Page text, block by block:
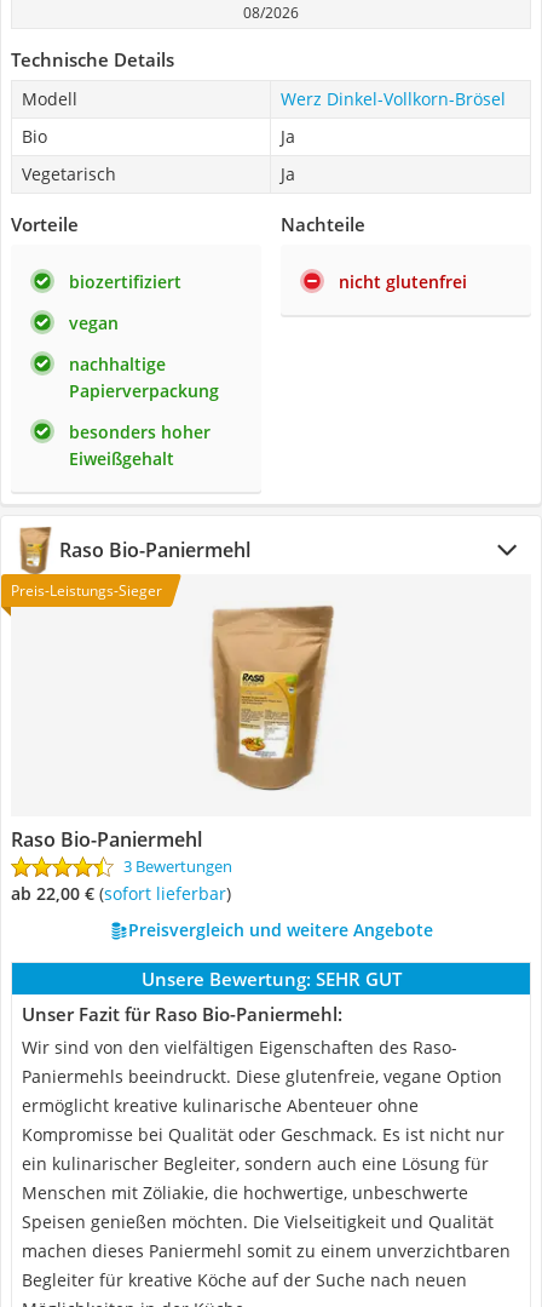
08/2026
Technische Details
Modell
Werz Dinkel-Vollkorn-Brösel
Bio
Ja
Vegetarisch
Ja
Vorteile
biozertifiziert
vegan
nachhaltige
Papierverpackung
besonders hoher
Eiweißgehalt
Nachteile
nicht glutenfrei
Raso Bio-Paniermehl
Preis-Leistungs-Sieger
Raso Bio-Paniermehl
3 Bewertungen
ab 22,00 € ( Sofort lieferbar)
Preisvergleich und weitere Angebote
Unsere Bewertung: SEHR GUT
Unser Fazit für Raso Bio-Paniermehl:
Wir sind von den vielfältigen Eigenschaften des Raso-
Paniermehls beeindruckt. Diese glutenfreie, vegane Option
ermöglicht kreative kulinarische Abenteuer ohne
Kompromisse bei Qualität oder Geschmack. Es ist nicht nur
ein kulinarischer Begleiter, sondern auch eine Lösung für
Menschen mit Zöliakie, die hochwertige, unbeschwerte
Speisen genießen möchten. Die Vielseitigkeit und Qualität
machen dieses Paniermehl somit zu einem unverzichtbaren
Begleiter für kreative Köche auf der Suche nach neuen